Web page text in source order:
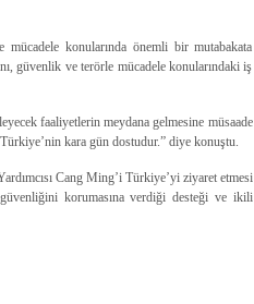
konularında önemli bir mutabakata
güvenlik ve terörle mücadele konularındaki iş
faaliyetlerin meydana gelmesine müsaade
kara gün dostudur.” diye konuştu.
Cang Ming’i Türkiye’yi ziyaret etmesi
korumasına verdiği desteği ve ikili